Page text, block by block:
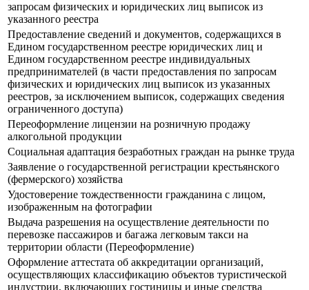
запросам физических и юридических лиц выписок из
указанного реестра
Предоставление сведений и документов, содержащихся в
Едином государственном реестре юридических лиц и
Едином государственном реестре индивидуальных
предпринимателей (в части предоставления по запросам
физических и юридических лиц выписок из указанных
реестров, за исключением выписок, содержащих сведения
ограниченного доступа)
Переоформление лицензии на розничную продажу
алкогольной продукции
Социальная адаптация безработных граждан на рынке труда
Заявление о государственной регистрации крестьянского
(фермерского) хозяйства
Удостоверение тождественности гражданина с лицом,
изображенным на фотографии
Выдача разрешения на осуществление деятельности по
перевозке пассажиров и багажа легковым такси на
территории области (Переоформление)
Оформление аттестата об аккредитации организаций,
осуществляющих классификацию объектов туристической
индустрии, включающих гостиницы и иные средства